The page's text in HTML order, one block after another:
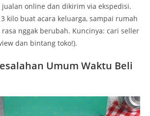
jualan online dan dikirim via ekspedisi.
kilo buat acara keluarga, sampai rumah
nggak berubah. Kuncinya: cari seller
dan bintang toko!).
Umum Waktu Beli